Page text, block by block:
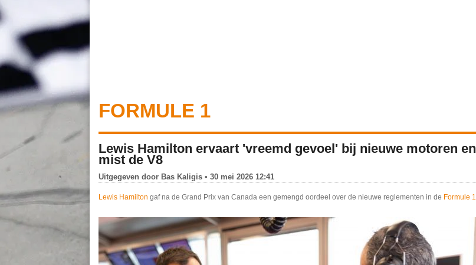
FORMULE 1
Lewis Hamilton ervaart 'vreemd gevoel' bij nieuwe motoren en
mist de V8
Uitgegeven door Bas Kaligis • 30 mei 2026 12:41
Lewis Hamilton gaf na de Grand Prix van Canada een gemengd oordeel over de nieuwe reglementen in de Formule 1